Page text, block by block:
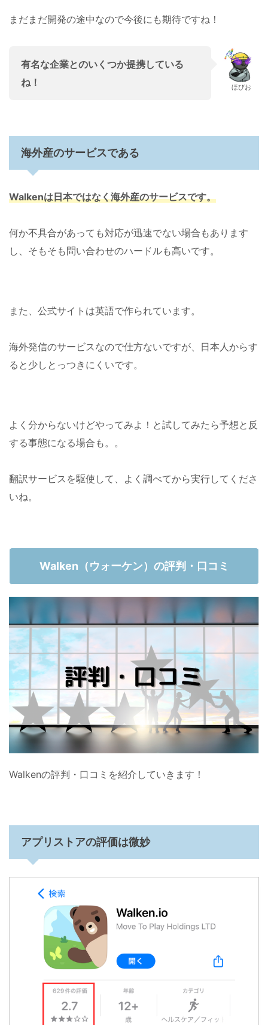
まだまだ開発の途中なので今後にも期待ですね！
有名な企業とのいくつか提携している
ね！
ほびお
海外産のサービスである
Walkenは日本ではなく海外産のサービスです。
何か不具合があっても対応が迅速でない場合もあります
し、そもそも問い合わせのハードルも高いです。
また、公式サイトは英語で作られています。
海外発信のサービスなので仕方ないですが、日本人からす
ると少しとっつきにくいです。
よく分からないけどやってみよ！と試してみたら予想と反
する事態になる場合も。。
翻訳サービスを駆使して、よく調べてから実行してくださ
いね。
Walken（ウォーケン）の評判・口コミ
Walkenの評判・口コミを紹介していきます！
アプリストアの評価は微妙